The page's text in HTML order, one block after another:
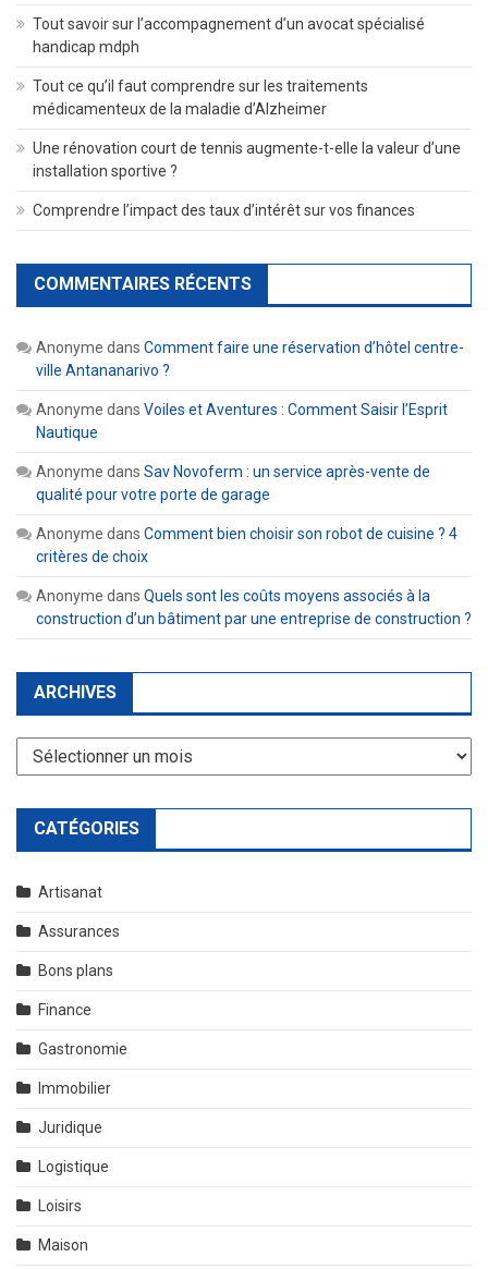
Tout savoir sur l’accompagnement d’un avocat spécialisé
handicap mdph
Tout ce qu’il faut comprendre sur les traitements
médicamenteux de la maladie d’Alzheimer
Une rénovation court de tennis augmente-t-elle la valeur d’une
installation sportive ?
Comprendre l’impact des taux d’intérêt sur vos finances
COMMENTAIRES RÉCENTS
Anonyme dans Comment faire une réservation d’hôtel centre-
ville Antananarivo ?
Anonyme dans Voiles et Aventures : Comment Saisir l’Esprit
Nautique
Anonyme dans Sav Novoferm : un service après-vente de
qualité pour votre porte de garage
Anonyme dans Comment bien choisir son robot de cuisine ? 4
critères de choix
Anonyme dans Quels sont les coûts moyens associés à la
construction d’un bâtiment par une entreprise de construction ?
ARCHIVES
Archives
CATÉGORIES
Artisanat
Assurances
Bons plans
Finance
Gastronomie
Immobilier
Juridique
Logistique
Loisirs
Maison